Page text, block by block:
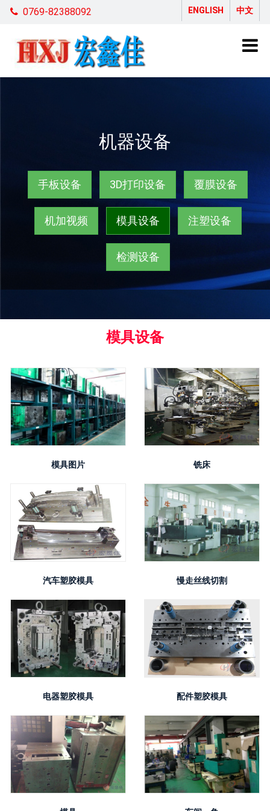
ENGLISH 中文
0769-82388092
机器设备
手板设备 3D打印设备 覆膜设备
机加视频 模具设备 注塑设备
检测设备
模具设备
模具图片 铣床
汽车塑胶模具 慢走丝线切割
电器塑胶模具 配件塑胶模具